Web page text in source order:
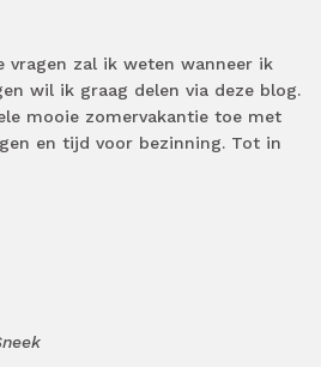
vragen zal ik weten wanneer ik
wil ik graag delen via deze blog.
mooie zomervakantie toe met
en tijd voor bezinning. Tot in